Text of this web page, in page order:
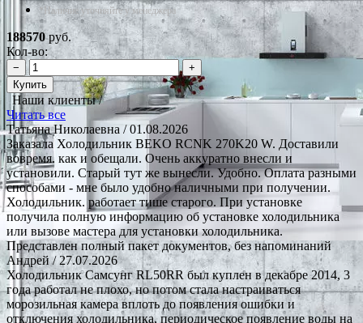
*Наличие уточняйте у менеджера
188570руб.
Кол-во:
−
+
Купить
Наши клиенты /
Читать все
Татьяна Николаевна / 01.08.2026
Заказала Холодильник BEKO RCNK 270K20 W. Доставили
вовремя. как и обещали. Очень аккуратно внесли и
установили. Старый тут же вынесли. Удобно. Оплата разными
способами - мне было удобно наличными при получении.
Холодильник. работает тише старого. При установке
получила полную информацию об установке холодильника
или вызове мастера для установки холодильника.
Представлен полный пакет документов, без напоминаний
Андрей/ 27.07.2026
Холодильник Самсунг RL50RR был куплен в декабре 2014, 3
года работал не плохо, но потом стала настраиваться
морозильная камера вплоть до появления ошибки и
отключения холодильника, периодическое появление воды на